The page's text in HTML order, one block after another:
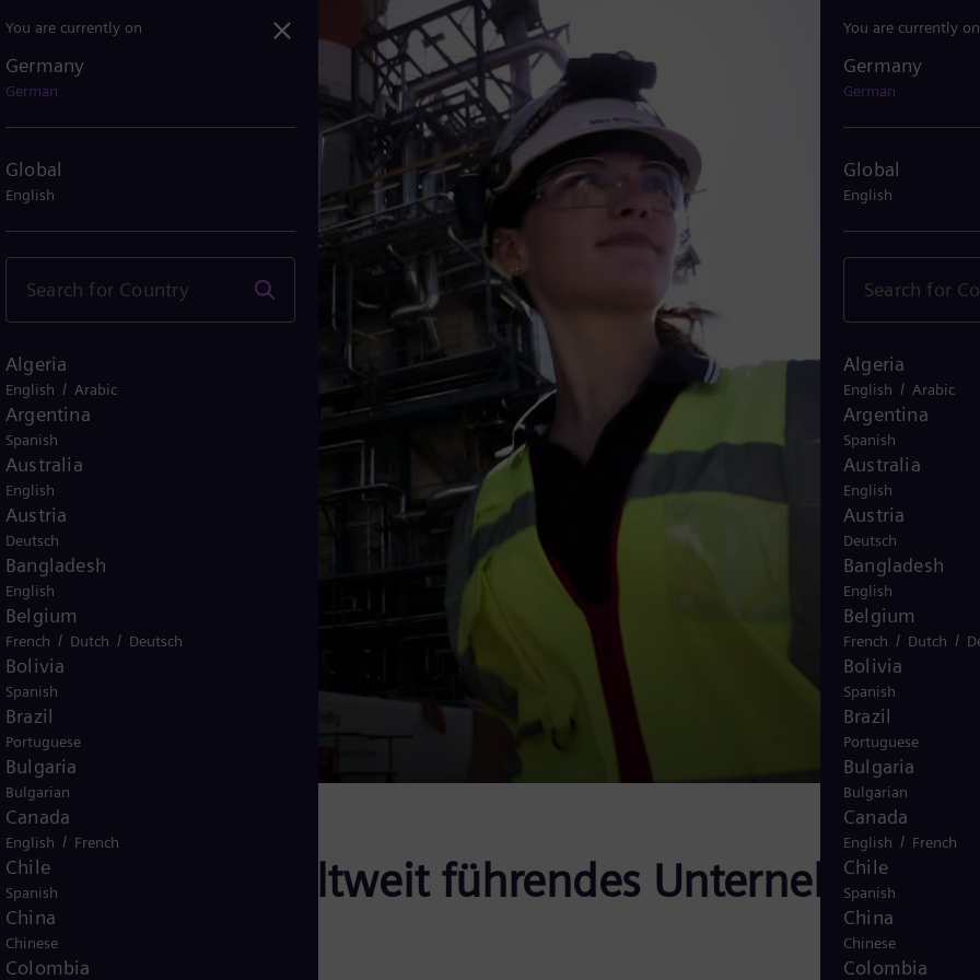
You are currently on
Germany
German
Global
English
Algeria
English / Arabic
Argentina
Spanish
Australia
English
Austria
Deutsch
Bangladesh
English
Belgium
French / Dutch /
Bolivia
Spanish
Brazil
Portuguese
Bulgaria
Bulgarian
Canada
English / French
Chile
Spanish
China
Chinese
Colombia
Energy: Ein weltweit führendes Unternehmen in
You are currently on
Germany
German
Global
English
Algeria
English / Arabic
Argentina
Spanish
Australia
English
Austria
Deutsch
Bangladesh
English
Belgium
French / Dutch / Deutsch
Bolivia
Spanish
Brazil
Portuguese
Bulgaria
Bulgarian
Canada
English / French
Chile
Spanish
China
Chinese
Colombia